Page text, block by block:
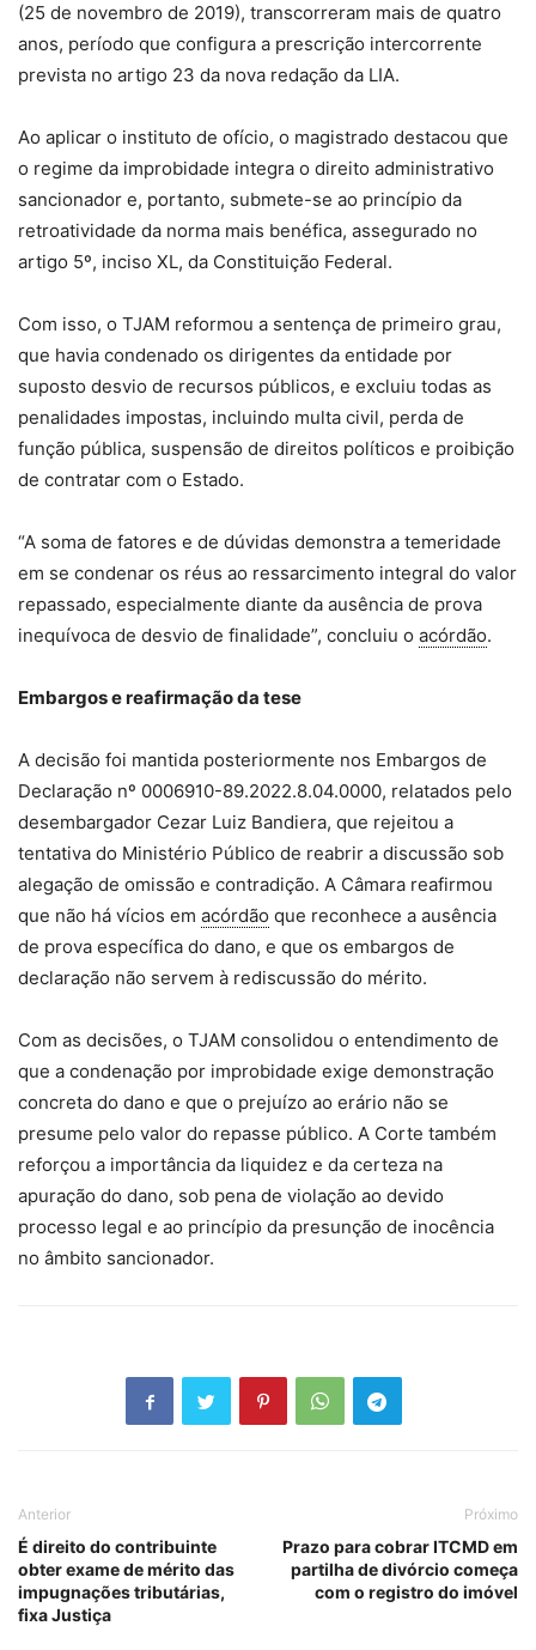
(25 de novembro de 2019), transcorreram mais de quatro
anos, período que configura a prescrição intercorrente
prevista no artigo 23 da nova redação da LIA.
Ao aplicar o instituto de ofício, o magistrado destacou que
o regime da improbidade integra o direito administrativo
sancionador e, portanto, submete-se ao princípio da
retroatividade da norma mais benéfica, assegurado no
artigo 5º, inciso XL, da Constituição Federal.
Com isso, o TJAM reformou a sentença de primeiro grau,
que havia condenado os dirigentes da entidade por
suposto desvio de recursos públicos, e excluiu todas as
penalidades impostas, incluindo multa civil, perda de
função pública, suspensão de direitos políticos e proibição
de contratar com o Estado.
“A soma de fatores e de dúvidas demonstra a temeridade
em se condenar os réus ao ressarcimento integral do valor
repassado, especialmente diante da ausência de prova
inequívoca de desvio de finalidade”, concluiu o acórdão.
Embargos e reafirmação da tese
A decisão foi mantida posteriormente nos Embargos de
Declaração nº 0006910-89.2022.8.04.0000, relatados pelo
desembargador Cezar Luiz Bandiera, que rejeitou a
tentativa do Ministério Público de reabrir a discussão sob
alegação de omissão e contradição. A Câmara reafirmou
que não há vícios em acórdão que reconhece a ausência
de prova específica do dano, e que os embargos de
declaração não servem à rediscussão do mérito.
Com as decisões, o TJAM consolidou o entendimento de
que a condenação por improbidade exige demonstração
concreta do dano e que o prejuízo ao erário não se
presume pelo valor do repasse público. A Corte também
reforçou a importância da liquidez e da certeza na
apuração do dano, sob pena de violação ao devido
processo legal e ao princípio da presunção de inocência
no âmbito sancionador.
Anterior
É direito do contribuinte
obter exame de mérito das
impugnações tributárias,
fixa Justiça
Próximo
Prazo para cobrar ITCMD em
partilha de divórcio começa
com o registro do imóvel